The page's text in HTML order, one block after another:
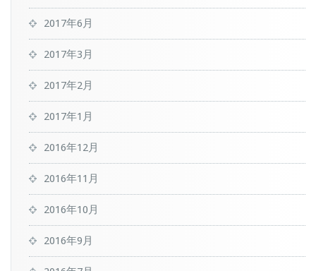
2017年6月
2017年3月
2017年2月
2017年1月
2016年12月
2016年11月
2016年10月
2016年9月